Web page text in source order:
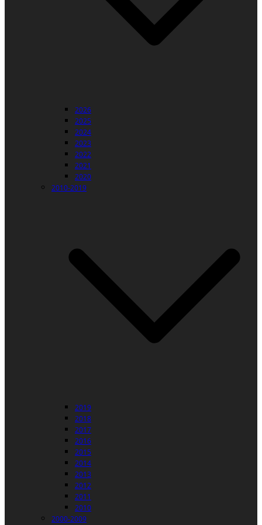
2026
2025
2024
2023
2022
2021
2020
2010-2019
2019
2018
2017
2016
2015
2014
2013
2012
2011
2010
2000-2009